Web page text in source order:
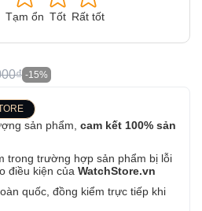
Tạm ổn Tốt Rất tốt
-15%
sản phẩm, cam kết 100% sản
trong trường hợp sản phẩm bị lỗi
điều kiện của WatchStore.vn
quốc, đồng kiểm trực tiếp khi